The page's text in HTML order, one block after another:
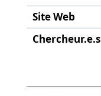
Site Web
Chercheur.e.s